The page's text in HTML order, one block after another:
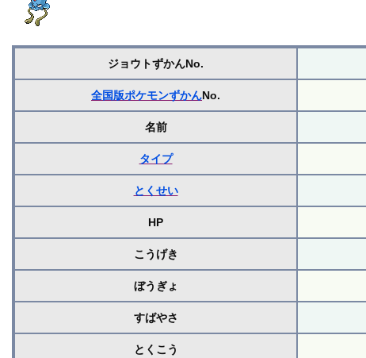
ジョウトずかんNo.
全国版ポケモンずかんNo.
名前
タイプ
とくせい
HP
こうげき
ぼうぎょ
すばやさ
とくこう